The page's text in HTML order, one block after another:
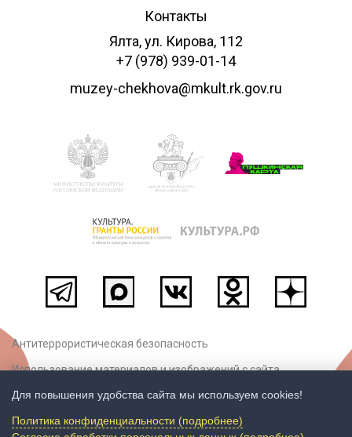
Контакты
Ялта, ул. Кирова, 112
+7 (978) 939-01-14
muzey-chekhova@mkult.rk.gov.ru
Антитеррористическая безопасность
Использование материалов и изображений с сайта
© ГБУК РК «Крымский литературно-художественный
Для повышения удобства сайта мы используем cookies!
Политика конфиденциальности (подробнее)